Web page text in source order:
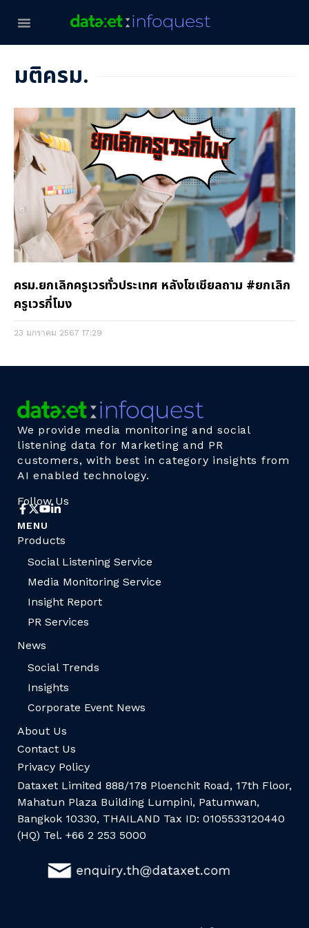
มติครม.
ครม.ยกเลิกครูเวรทั่วประเทศ หลังโซเชียลถาม #ยกเลิก
ครูเวรกี่โมง
23 มกราคม 2567 17:29
We provide media monitoring and social
listening data for Marketing and PR
customers, with best in category insights from
AI enabled technology.
Follow Us
MENU
Products
Social Listening Service
Media Monitoring Service
Insight Report
PR Services
News
Social Trends
Insights
Corporate Event News
About Us
Contact Us
Privacy Policy
Dataxet Limited 888/178 Ploenchit Road, 17th Floor,
Mahatun Plaza Building Lumpini, Patumwan,
Bangkok 10330, THAILAND Tax ID: 0105533120440
(HQ) Tel. +66 2 253 5000